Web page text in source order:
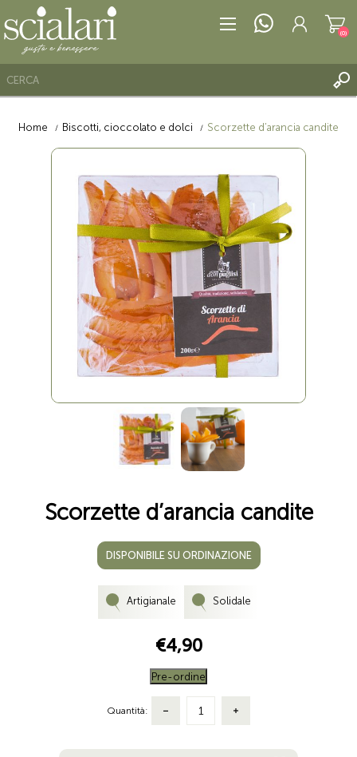
LISTA DEI DESIDERI (0)
(0)
Home Biscotti, cioccolato e dolci Scorzette d’arancia candite
Scorzette d’arancia candite
DISPONIBILE SU ORDINAZIONE
Artigianale Solidale
€4,90
Pre-ordine
Quantità: